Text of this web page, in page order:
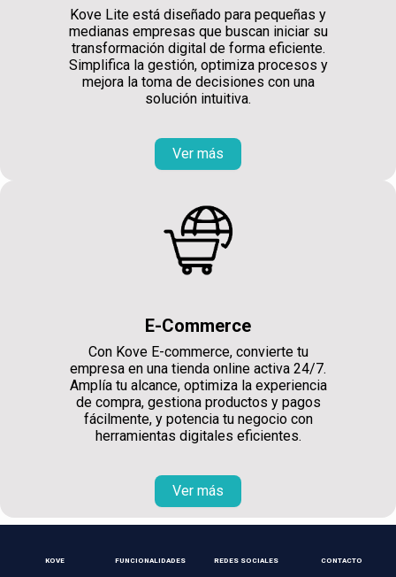
Kove Lite está diseñado para pequeñas y
medianas empresas que buscan iniciar su
transformación digital de forma eficiente.
Simplifica la gestión, optimiza procesos y
mejora la toma de decisiones con una
solución intuitiva.
Ver más
E-Commerce
Con Kove E-commerce, convierte tu
empresa en una tienda online activa 24/7.
Amplía tu alcance, optimiza la experiencia
de compra, gestiona productos y pagos
fácilmente, y potencia tu negocio con
herramientas digitales eficientes.
Ver más
KOVE FUNCIONALIDADES REDES SOCIALES CONTACTO